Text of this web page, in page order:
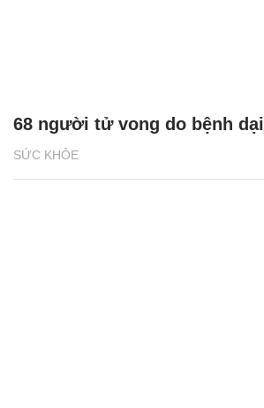
SỨC KHỎE
68 người tử vong do bệnh dại